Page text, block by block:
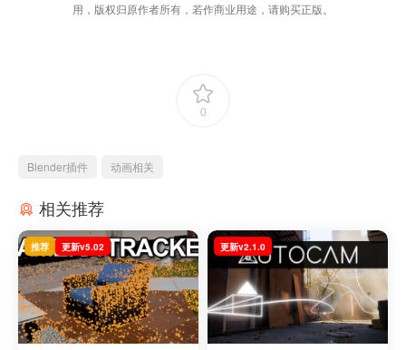
用，版权归原作者所有，若作商业用途，请购买正版。
0
Blender插件 动画相关
相关推荐
推荐 更新v5.02 更新v2.1.0